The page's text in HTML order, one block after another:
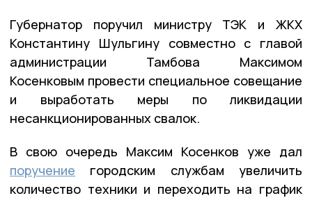
Губернатор поручил министру ТЭК и ЖКХ
Константину Шульгину совместно с главой
администрации Тамбова Максимом
Косенковым провести специальное совещание
и выработать меры по ликвидации
несанкционированных свалок.
В свою очередь Максим Косенков уже дал
поручение городским службам увеличить
количество техники и переходить на график